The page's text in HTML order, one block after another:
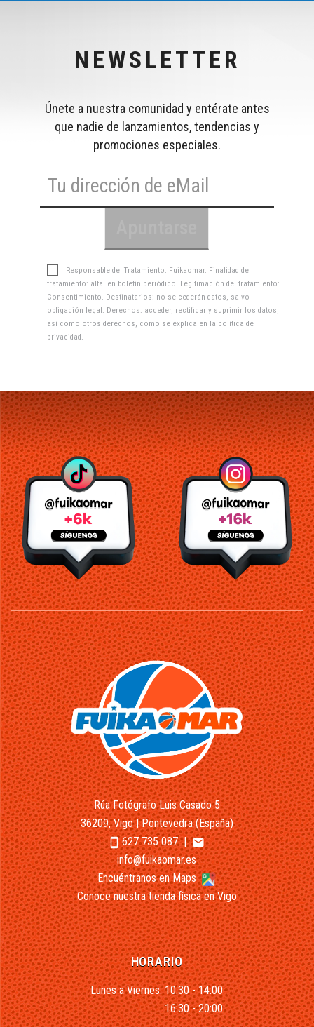
NEWSLETTER
Únete a nuestra comunidad y entérate antes
que nadie de lanzamientos, tendencias y
promociones especiales.
Responsable del Tratamiento: Fuikaomar. Finalidad del
tratamiento: alta en boletín periódico. Legitimación del tratamiento:
Consentimiento. Destinatarios: no se cederán datos, salvo
obligación legal. Derechos: acceder, rectificar y suprimir los datos,
así como otros derechos, como se explica en la política de
privacidad
Rúa Fotógrafo Luis Casado 5
36209, Vigo | Pontevedra (España)
smartphone627 735 087|email
info@fuikaomar.es
Encuéntranos en Maps
Conoce nuestra tienda física en Vigo
HORARIO
Lunes a Viernes: 10:30 - 14:00
16:30 - 20:00